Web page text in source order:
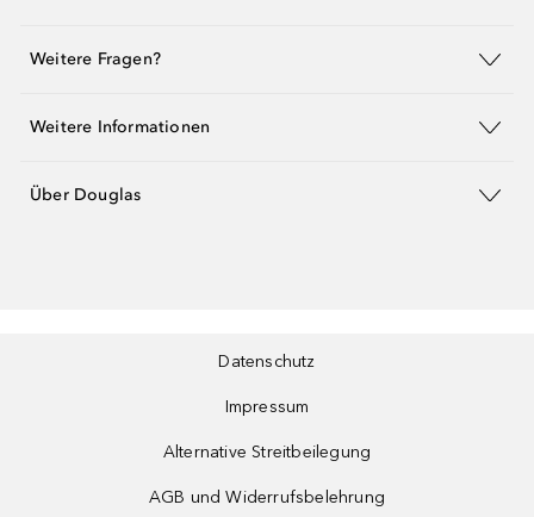
Weitere Fragen?
Weitere Informationen
Über Douglas
Datenschutz
Impressum
Alternative Streitbeilegung
AGB und Widerrufsbelehrung